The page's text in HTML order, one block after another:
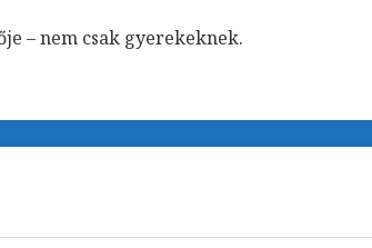
– nem csak gyerekeknek.